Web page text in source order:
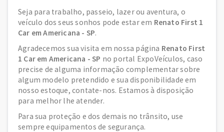
Seja para trabalho, passeio, lazer ou aventura, o
veículo dos seus sonhos pode estar em Renato First 1
Car em Americana - SP.
Agradecemos sua visita em nossa página Renato First
1 Car em Americana - SP no portal ExpoVeículos, caso
precise de alguma informação complementar sobre
algum modelo pretendido e sua disponibilidade em
nosso estoque, contate-nos. Estamos à disposição
para melhor lhe atender.
Para sua proteção e dos demais no trânsito, use
sempre equipamentos de segurança.